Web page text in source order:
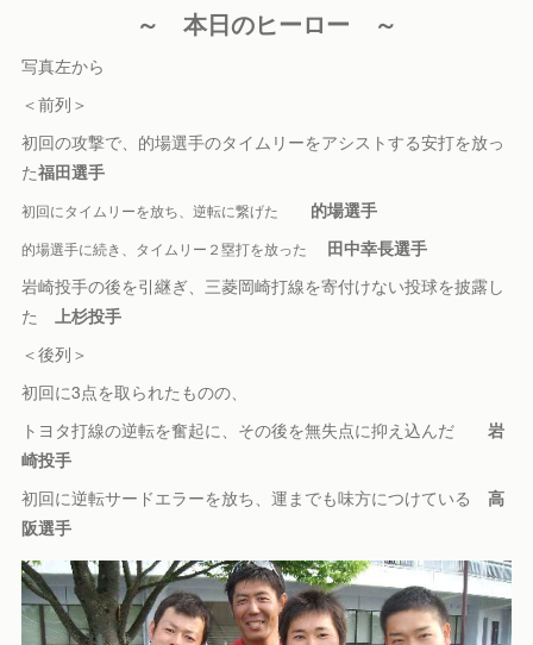
～ 本日のヒーロー ～
写真左から
＜前列＞
初回の攻撃で、的場選手のタイムリーをアシストする安打を放っ
た福田選手
初回にタイムリーを放ち、逆転に繋げた 的場選手
的場選手に続き、タイムリー２塁打を放った
田中幸長選手
岩崎投手の後を引継ぎ、三菱岡崎打線を寄付けない投球を披露し
た上杉投手
＜後列＞
初回に3点を取られたものの、
トヨタ打線の逆転を奮起に、その後を無失点に抑え込んだ岩
崎投手
初回に逆転サードエラーを放ち、運までも味方につけている高
阪選手